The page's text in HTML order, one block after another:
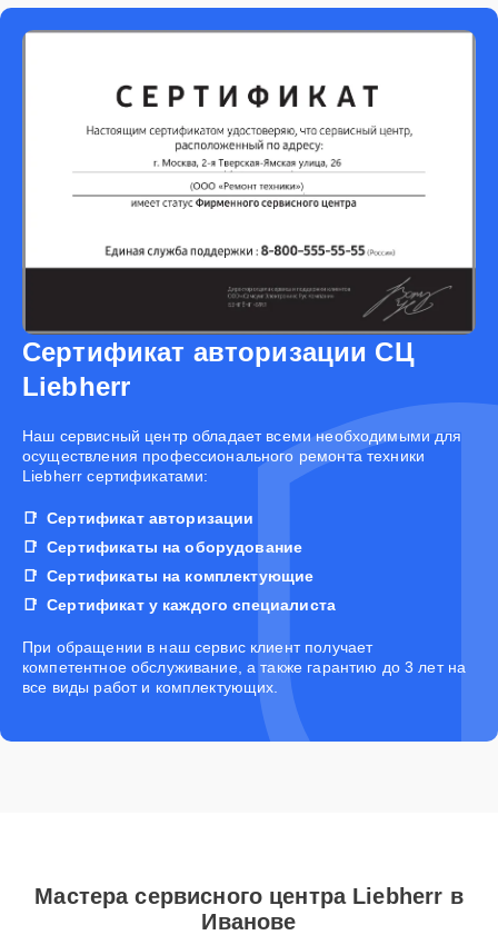
Сертификат авторизации СЦ
Liebherr
Наш сервисный центр обладает всеми необходимыми для
осуществления профессионального ремонта техники
Liebherr сертификатами:
Сертификат авторизации
Сертификаты на оборудование
Сертификаты на комплектующие
Сертификат у каждого специалиста
При обращении в наш сервис клиент получает
компетентное обслуживание, а также гарантию до 3 лет на
все виды работ и комплектующих.
Мастера сервисного центра Liebherr в
Иванове